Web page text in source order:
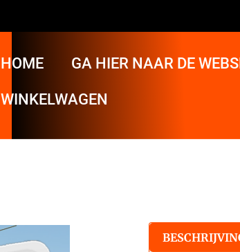
HOME GA HIER NAAR DE
WINKELWAGEN